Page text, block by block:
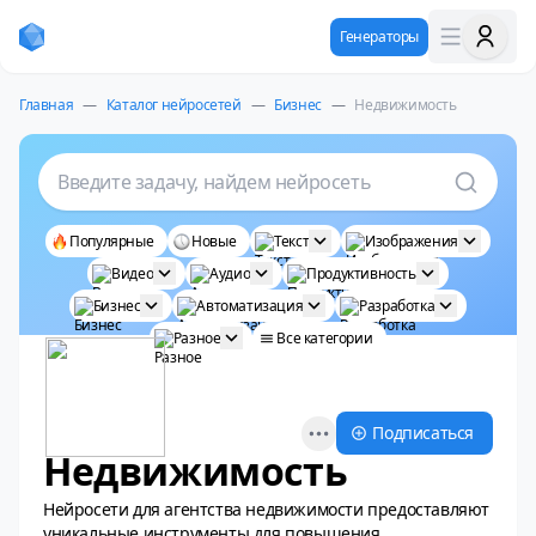
Генераторы
Главная — Каталог нейросетей — Бизнес — Недвижимость
Введите задачу, найдем нейросеть
Популярные Новые Текст
Изображения
Видео
Аудио
Продуктивность
Бизнес
Автоматизация
Разработка
Разное
Все категории
Open options
Подписаться
Недвижимость
Нейросети для агентства недвижимости предоставляют